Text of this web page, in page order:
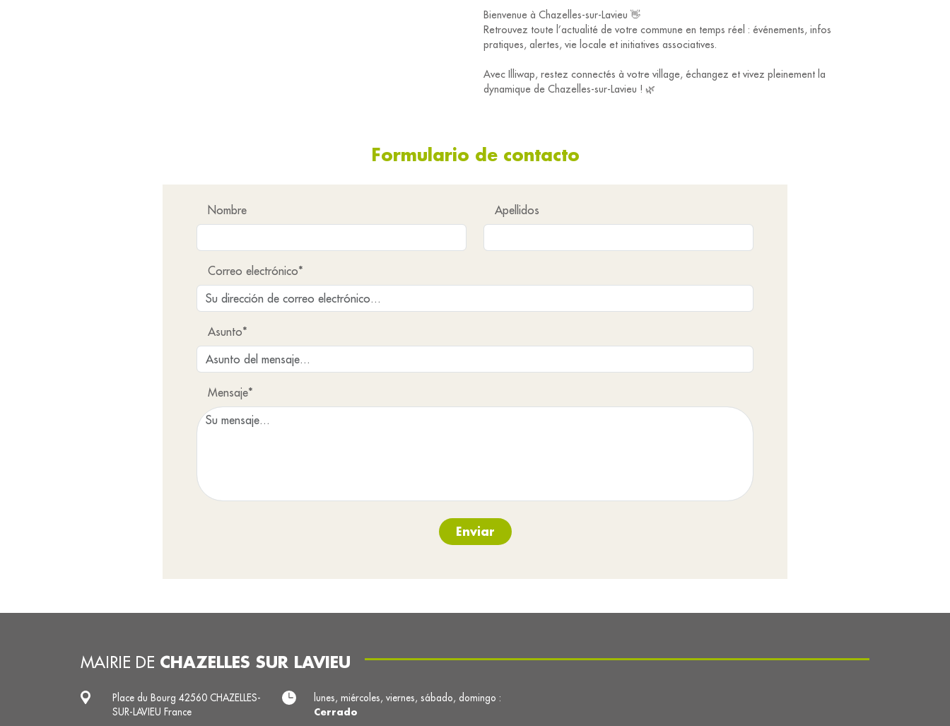
Bienvenue à Chazelles-sur-Lavieu 👋
Retrouvez toute l’actualité de votre commune en temps réel : événements, infos
pratiques, alertes, vie locale et initiatives associatives.
Avec Illiwap, restez connectés à votre village, échangez et vivez pleinement la
dynamique de Chazelles-sur-Lavieu ! 🌿
Formulario de contacto
Nombre Apellidos
Correo electrónico*
Asunto*
Mensaje*
Enviar
MAIRIE DE CHAZELLES SUR LAVIEU
Place du Bourg 42560 CHAZELLES-
SUR-LAVIEU France
lunes, miércoles, viernes, sábado, domingo :
Cerrado